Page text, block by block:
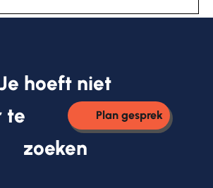
hoeft niet
te
Plan gesprek
zoeken